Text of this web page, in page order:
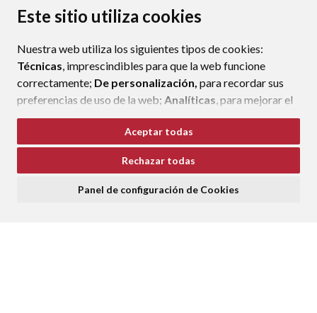
Este sitio utiliza cookies
Nuestra web utiliza los siguientes tipos de cookies:
Técnicas, imprescindibles para que la web funcione
correctamente; De personalización, para recordar sus
preferencias de uso de la web; Analíticas, para mejorar el
funcionamiento de la web y sus servicios.
Si acepta pulsando el botón“Aceptar todas”
consideramos que acepta su uso. Si pulsa el botón
ninguna acción, se guardarán las cookies técnicas
Aceptar todas
Rechazar todas
Panel de configuración de Cookies
PROTECCIÓN DE DATOS
POLÍTICA DE COOKIES
ENLACE EXTERNO AL